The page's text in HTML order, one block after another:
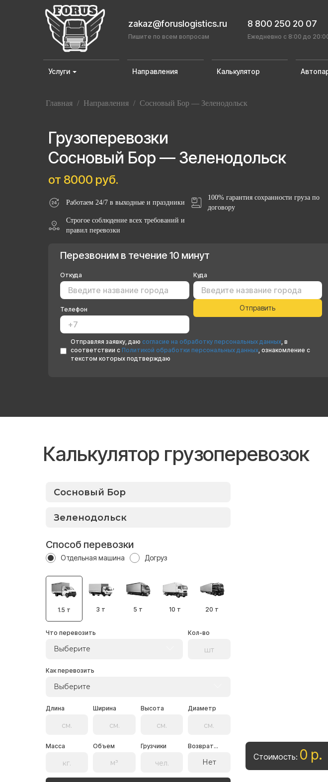
zakaz@foruslogistics.ru
Пишите по всем вопросам
8 800 250 20 07
Ежедневно с 8:00 до
Услуги Направления Калькулятор
Главная / Направления / Сосновый Бор — Зеленодольск
Грузоперевозки
Сосновый Бор — Зеленодольск
от 8000 руб.
Работаем 24/7 в выходные и праздники
100% гарантия сохранности груза по
договору
Строгое соблюдение всех требований и
правил перевозки
Перезвоним в течение 10 минут
Откуда Куда
Телефон
Отправляя заявку, даю согласие на обработку персональных данных, в
соответствии с Политикой обработки персональных данных, ознакомление с
текстом которых подтверждаю
Калькулятор грузоперевозок
Способ перевозки
Отдельная машина Догруз
1.5 т 3 т 5 т 10 т 20 т
Что перевозить
Выберите
Кол-во
Как перевозить
Выберите
Длина Ширина Высота Диаметр
Масса Объем Грузчики Возврат...
Нет
Стоимость: 0 р.